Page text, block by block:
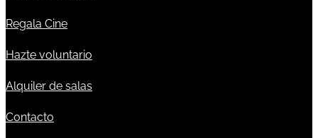
Regala Cine
Hazte voluntario
Alquiler de salas
Contacto